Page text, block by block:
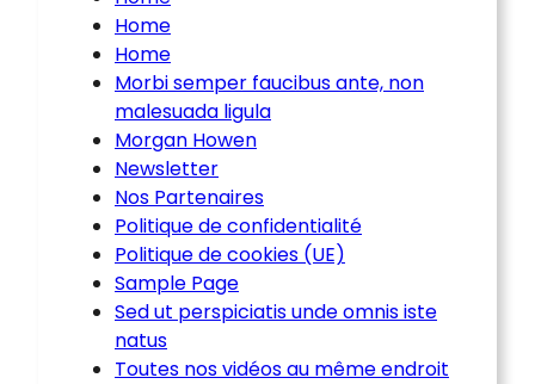
Home
Home
Morbi semper faucibus ante, non
malesuada ligula
Morgan Howen
Newsletter
Nos Partenaires
Politique de confidentialité
Politique de cookies (UE)
Sample Page
Sed ut perspiciatis unde omnis iste
natus
Toutes nos vidéos au même endroit